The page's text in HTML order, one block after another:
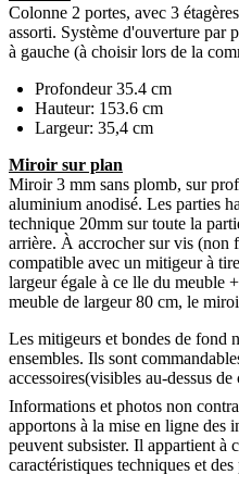
Colonne 2 portes, avec 3
assorti. Système d'ouverture par
à gauche (à choisir lors de la
Profondeur 35.4 cm
Hauteur: 153.6 cm
Largeur: 35,4 cm
Miroir sur plan
Miroir 3 mm sans plomb, sur
aluminium anodisé. Les parties
technique 20mm sur toute la
arrière. À accrocher sur vis
compatible avec un mitigeur à
largeur égale à ce lle du meuble
meuble de largeur 80 cm, le
Les mitigeurs et bondes de fond
ensembles. Ils sont
accessoires(visibles au-dessus
Informations et photos non
apportons à la mise en ligne des
peuvent subsister. Il appartient à
caractéristiques techniques et